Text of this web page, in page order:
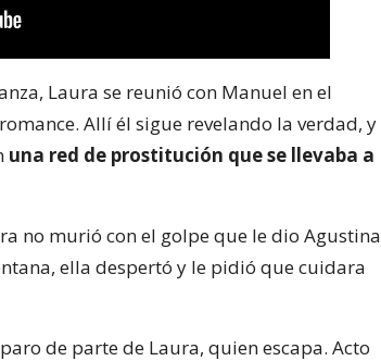
Laura se reunió con Manuel en el
Allí él sigue revelando la verdad, y
una red de prostitución que se llevaba a
no murió con el golpe que le dio Agustina
ella despertó y le pidió que cuidara
de parte de Laura, quien escapa. Acto